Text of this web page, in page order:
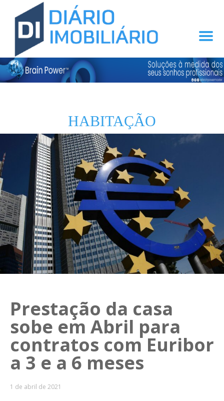
HABITAÇÃO
Prestação da casa
sobe em Abril para
contratos com Euribor
a 3 e a 6 meses
1 de abril de 2021